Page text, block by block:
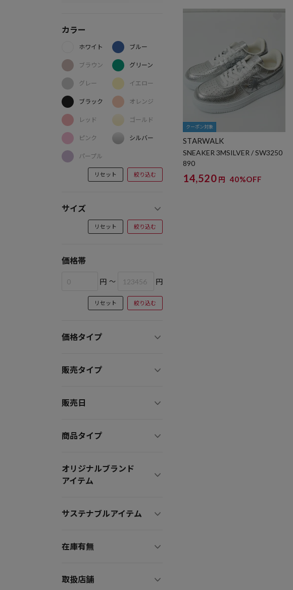
カラー
ホワイト
ブラウン
グレー
ブラック
レッド
ピンク
パープル
ブルー
グリーン
イエロー
オレンジ
ゴールド
シルバー
リセット 絞り込む
サイズ
リセット 絞り込む
価格帯
円 ～ 円
リセット 絞り込む
価格タイプ
販売タイプ
販売日
商品タイプ
オリジナルブランド
アイテム
サステナブルアイテム
在庫有無
取扱店舗
クーポン対象
STARWALK
SNEAKER 3MSILVER / SW3250
890
14,520 円 40%OFF